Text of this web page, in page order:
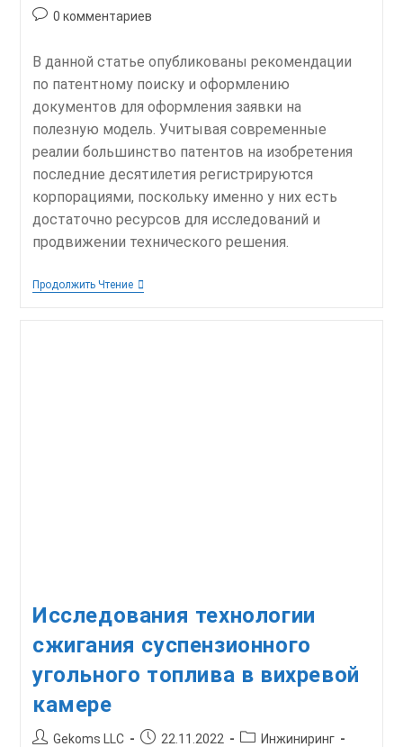
записи:
Комментарии
0 комментариев
В данной статье опубликованы рекомендации
по патентному поиску и оформлению
документов для оформления заявки на
полезную модель. Учитывая современные
реалии большинство патентов на изобретения
последние десятилетия регистрируются
корпорациями, поскольку именно у них есть
достаточно ресурсов для исследований и
продвижении технического решения.
Продолжить ЧтениеЗачем
Исследования технологии
сжигания суспензионного
угольного топлива в вихревой
камере
АвторGekoms LLC
Запись22.11.2022
Рубрика
Инжиниринг